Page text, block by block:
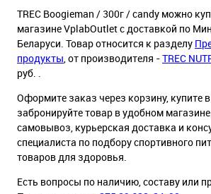
TREC Boogieman / 300г / candy можно
магазине VplabOutlet с доставкой по
Беларуси. Товар относится к разделу
продукты, от производителя -TREC
руб. .
Оформите заказ через корзину, купите
забронируйте товар в удобном
самовывоз, курьерская доставка и
специалиста по подбору спортивного
товаров для здоровья.
Есть вопросы по наличию, составу или